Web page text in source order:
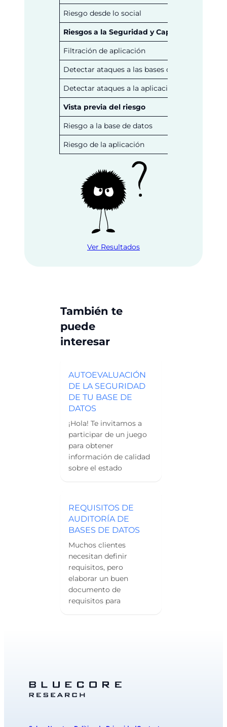
Riesgo desde lo social
Riesgos a la Seguridad y Capacidades
Filtración de aplicación
Detectar ataques a las bases de datos
Detectar ataques a la aplicación
Vista previa del riesgo
Riesgo a la base de datos
Riesgo de la aplicación
Ver Resultados
También te
puede
interesar
AUTOEVALUACIÓN
DE LA SEGURIDAD
DE TU BASE DE
DATOS
¡Hola! Te invitamos a
participar de un juego
para obtener
información de calidad
sobre el estado
REQUISITOS DE
AUDITORÍA DE
BASES DE DATOS
Muchos clientes
necesitan definir
requisitos, pero
elaborar un buen
documento de
requisitos para